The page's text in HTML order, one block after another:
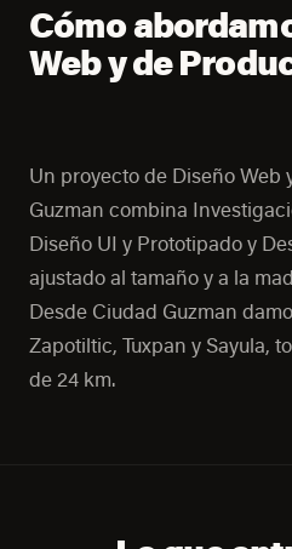
Cómo
Web y de
Un proyecto de Diseño Web
Guzman combina
Diseño UI y Prototipado y
ajustado al tamaño y a la
Desde Ciudad Guzman
Zapotiltic, Tuxpan y Sayula,
de 24 km.